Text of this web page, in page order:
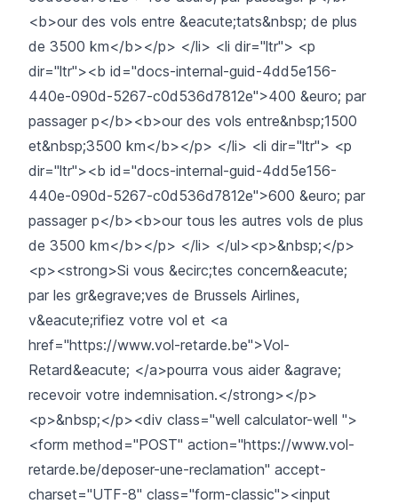
<b>our des vols entre &eacute;tats&nbsp; de plus
de 3500 km</b></p> </li> <li dir="ltr"> <p
dir="ltr"><b id="docs-internal-guid-4dd5e156-
440e-090d-5267-c0d536d7812e">400 &euro; par
passager p</b><b>our des vols entre&nbsp;1500
et&nbsp;3500 km</b></p> </li> <li dir="ltr"> <p
dir="ltr"><b id="docs-internal-guid-4dd5e156-
440e-090d-5267-c0d536d7812e">600 &euro; par
passager p</b><b>our tous les autres vols de plus
de 3500 km</b></p> </li> </ul><p>&nbsp;</p>
<p><strong>Si vous &ecirc;tes concern&eacute;
par les gr&egrave;ves de Brussels Airlines,
v&eacute;rifiez votre vol et <a
href="https://www.vol-retarde.be">Vol-
Retard&eacute; </a>pourra vous aider &agrave;
recevoir votre indemnisation.</strong></p>
<p>&nbsp;</p><div class="well calculator-well ">
<form method="POST" action="https://www.vol-
retarde.be/deposer-une-reclamation" accept-
charset="UTF-8" class="form-classic"><input